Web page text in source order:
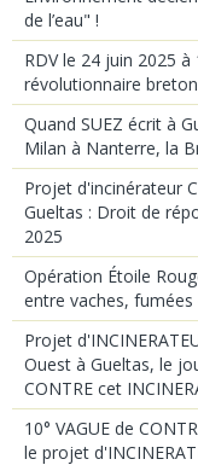
de l’eau" !
RDV le 24 juin 2025
révolutionnaire
Quand SUEZ écrit à
Milan à Nanterre, la
Projet d'incinérateur
Gueltas : Droit de
2025
Opération Étoile
entre vaches,
Projet
Ouest à Gueltas, le
CONTRE cet
10° VAGUE de
le projet